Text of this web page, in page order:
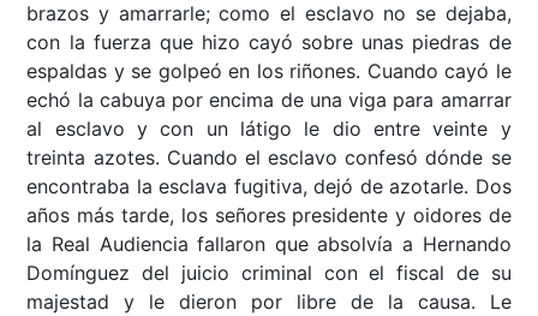
brazos y amarrarle; como el esclavo no se dejaba,
con la fuerza que hizo cayó sobre unas piedras de
espaldas y se golpeó en los riñones. Cuando cayó le
echó la cabuya por encima de una viga para amarrar
al esclavo y con un látigo le dio entre veinte y
treinta azotes. Cuando el esclavo confesó dónde se
encontraba la esclava fugitiva, dejó de azotarle. Dos
años más tarde, los señores presidente y oidores de
la Real Audiencia fallaron que absolvía a Hernando
Domínguez del juicio criminal con el fiscal de su
majestad y le dieron por libre de la causa. Le